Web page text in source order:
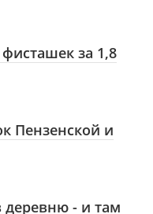
за 1,8
Пензенской и
- и там